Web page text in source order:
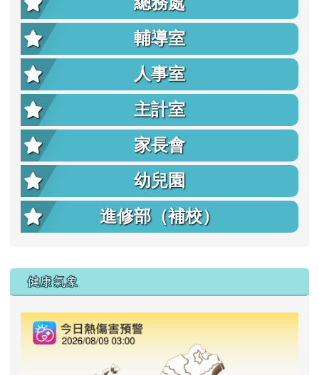
輔導室
人事室
主計室
家長會
幼兒園
進修部（補校）
右邊區域內容
健康氣象